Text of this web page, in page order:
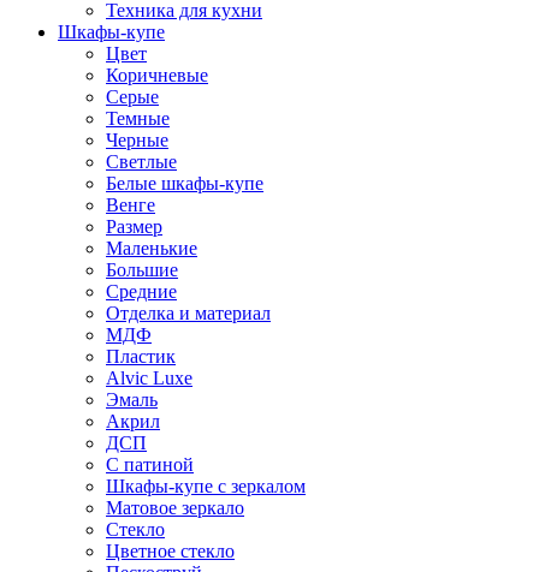
Техника для кухни
Шкафы-купе
Цвет
Коричневые
Серые
Темные
Черные
Светлые
Белые шкафы-купе
Венге
Размер
Маленькие
Большие
Средние
Отделка и материал
МДФ
Пластик
Alvic Luxe
Эмаль
Акрил
ДСП
С патиной
Шкафы-купе с зеркалом
Матовое зеркало
Стекло
Цветное стекло